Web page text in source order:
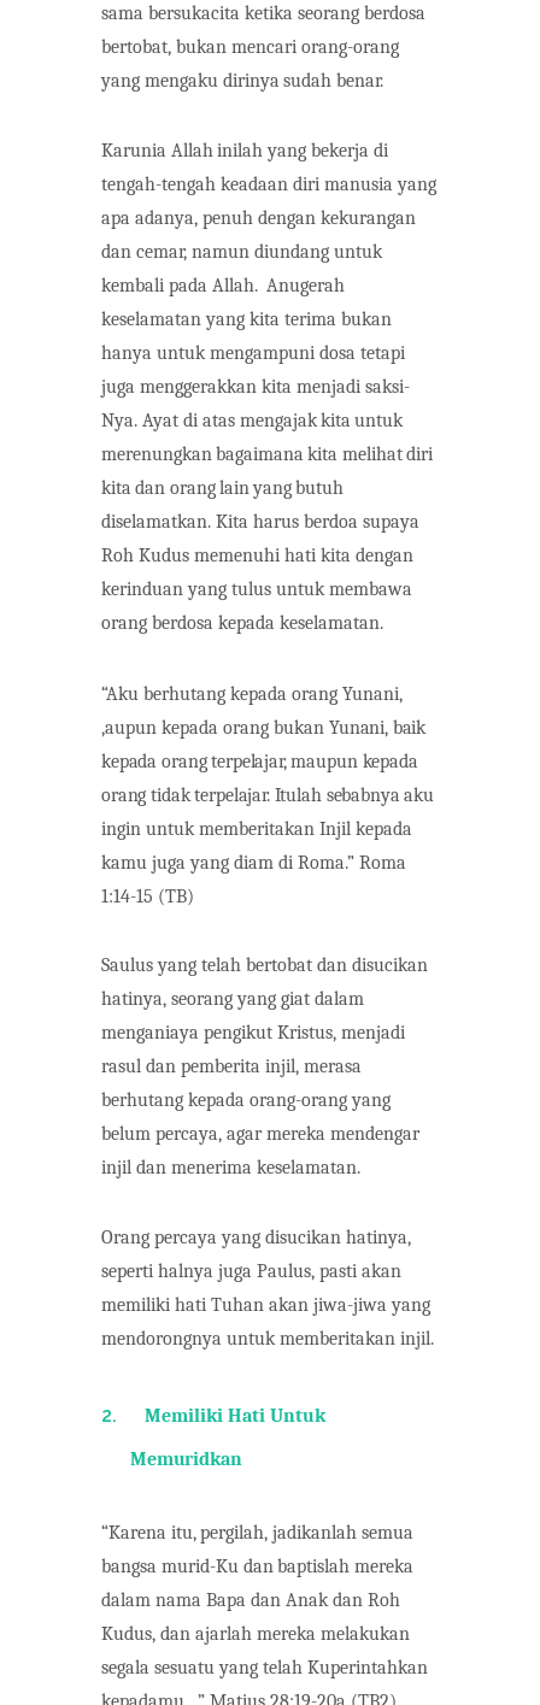
sama bersukacita ketika seorang berdosa
bertobat, bukan mencari orang-orang
yang mengaku dirinya sudah benar.
Karunia Allah inilah yang bekerja di
tengah-tengah keadaan diri manusia yang
apa adanya, penuh dengan kekurangan
dan cemar, namun diundang untuk
kembali pada Allah. Anugerah
keselamatan yang kita terima bukan
hanya untuk mengampuni dosa tetapi
juga menggerakkan kita menjadi saksi-
Nya. Ayat di atas mengajakkita untuk
merenungkanbagaimana kita melihatdiri
kita dan oranglainyangbutuh
diselamatkan. Kita harus berdoa supaya
Roh Kudus memenuhi hati kita dengan
kerinduan yang tulus untuk membawa
orang berdosa kepada keselamatan.
“Aku berhutang kepada orang Yunani,
,aupun kepada orang bukan Yunani, baik
kepada orang terpelajar, maupun kepada
orang tidak terpelajar. Itulah sebabnyaaku
ingin untuk memberitakan Injil kepada
kamu juga yang diam di Roma.” Roma
1:14-15 (TB)
Saulus yang telah bertobat dan disucikan
hatinya, seorang yang giat dalam
menganiaya pengikut Kristus, menjadi
rasul dan pemberita injil, merasa
berhutang kepada orang-orang yang
belum percaya, agar mereka mendengar
injil dan menerima keselamatan.
Orang percaya yang disucikan hatinya,
seperti halnya juga Paulus, pasti akan
memiliki hati Tuhan akan jiwa-jiwa yang
mendorongnya untuk memberitakan injil.
2.
Memiliki Hati Untuk
Memuridkan
“Karena itu,pergilah, jadikanlah semua
bangsa murid-Ku dan baptislah mereka
dalam nama Bapa dan Anak dan Roh
Kudus, dan ajarlah mereka melakukan
segala sesuatu yang telah Kuperintahkan